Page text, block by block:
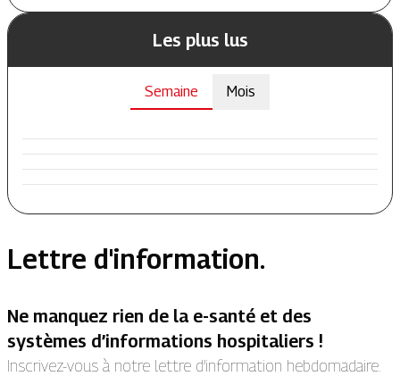
Les plus lus
Semaine Mois
Lettre d'information.
Ne manquez rien de la e-santé et des
systèmes d’informations hospitaliers !
Inscrivez-vous à notre lettre d’information hebdomadaire.